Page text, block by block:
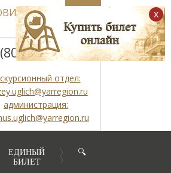
2507317
отдел:
администрация:
ЕДИНЫЙ
БИЛЕТ
🔍
x